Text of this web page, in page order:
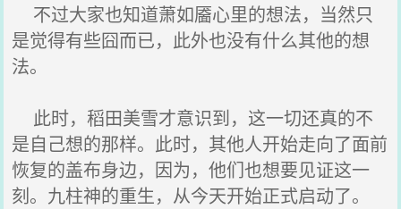
不过大家也知道萧如靥心里的想法，当然只
是觉得有些囧而已，此外也没有什么其他的想
法。
此时，稻田美雪才意识到，这一切还真的不
是自己想的那样。此时，其他人开始走向了面前
恢复的盖布身边，因为，他们也想要见证这一
刻。九柱神的重生，从今天开始正式启动了。